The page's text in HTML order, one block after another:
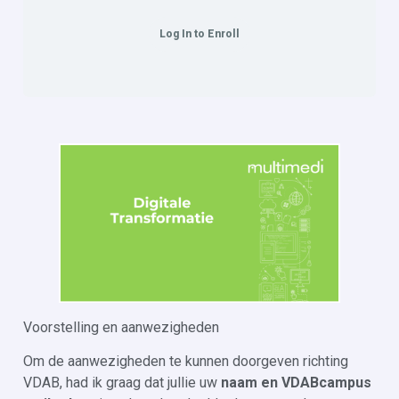
Log In to Enroll
Voorstelling en aanwezigheden
Om de aanwezigheden te kunnen doorgeven richting
VDAB, had ik graag dat jullie uw naam en VDABcampus